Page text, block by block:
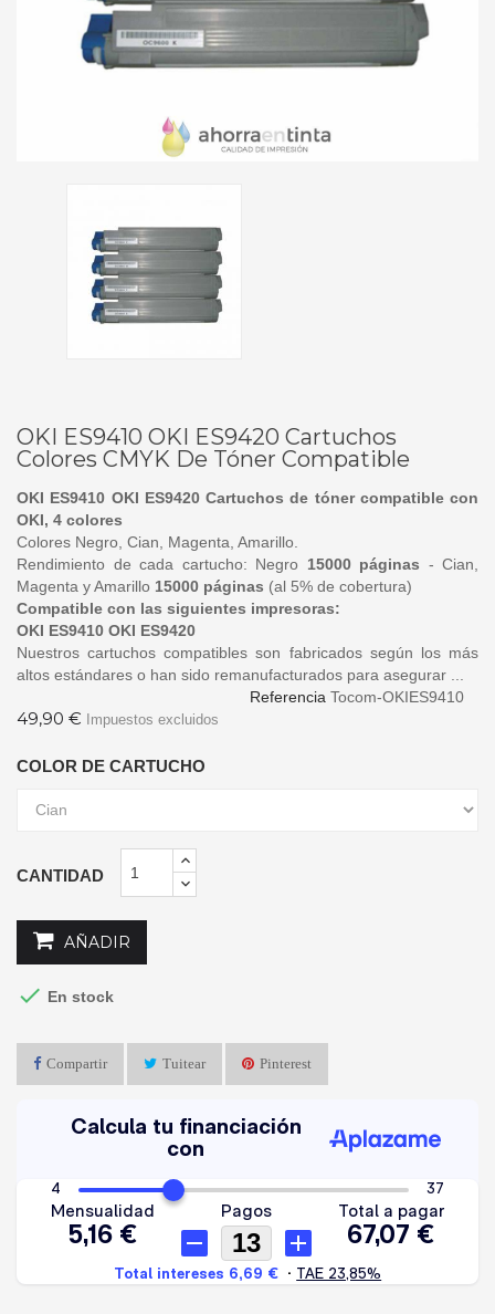
OKI ES9410 OKI ES9420 Cartuchos
Colores CMYK De Tóner Compatible
OKI ES9410 OKI ES9420 Cartuchos de tóner compatible con
OKI, 4 colores
Colores Negro, Cian, Magenta, Amarillo.
Rendimiento de cada cartucho: Negro 15000 páginas - Cian,
Magenta y Amarillo 15000 páginas (al 5% de cobertura)
Compatible con las siguientes impresoras:
OKI ES9410 OKI ES9420
Nuestros cartuchos compatibles son fabricados según los más
altos estándares o han sido remanufacturados para asegurar ...
Referencia Tocom-OKIES9410
49,90 € Impuestos excluidos
COLOR DE CARTUCHO
CANTIDAD
AÑADIR
 En stock
Compartir Tuitear Pinterest